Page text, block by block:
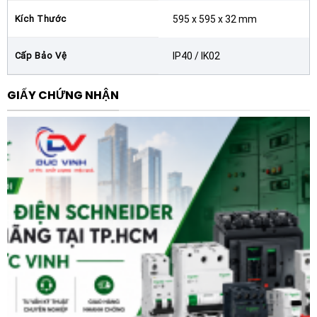
hóa đơn tiền điện chiếu sáng hàng tháng khi chuyển từ
đèn truyền thống sang công nghệ LED của LEDVANCE.
có thể tự động giảm độ sáng hoặc tắt khi không có
người, giúp tối ưu hóa điện năng tiêu thụ đến mức tối
đa. Tuổi thọ lên tới 50.000 giờ (L80/B10) giúp loại bỏ
gần như hoàn toàn chi phí bảo trì và thay thế trong
suốt nhiều năm vận hành.
Về trải nghiệm người dùng, ánh sáng từ Đèn Panel
LEDVANCE Compact 600 DALI Multi 30W 6500K hoàn
toàn không nhấp nháy (flicker-free), bảo vệ thị lực
tuyệt đối cho nhân viên làm việc cường độ cao dưới
ánh sáng nhân tạo. Độ hoàn màu CRI cao giúp tái tạo
màu sắc trung thực, tạo không gian làm việc chuyên
nghiệp và đầy cảm hứng. Thiết kế viền nhôm sơn tĩnh
Kích Thước 595 x 595 x 32 mm
Cấp Bảo Vệ IP40 / IK02
GIẤY CHỨNG NHẬN